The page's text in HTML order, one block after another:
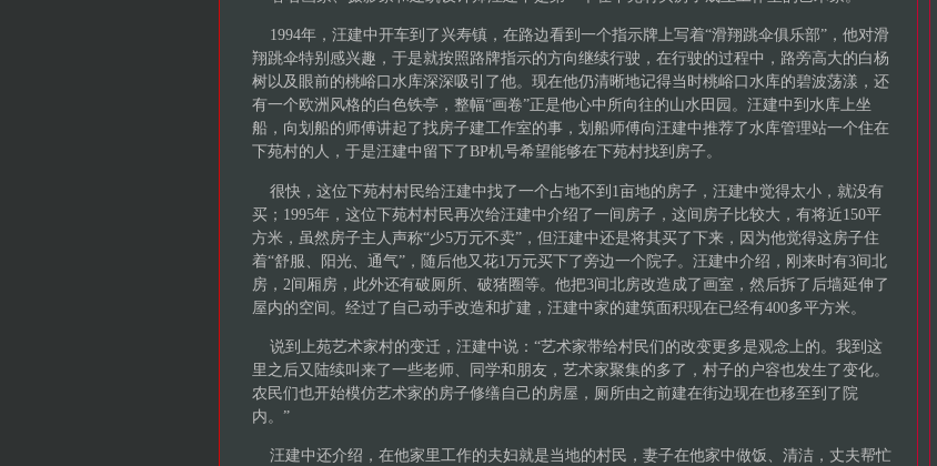
1994年，汪建中开车到了兴寿镇，在路边看到一个指示牌上写着“滑翔跳伞俱乐部”，他对滑
翔跳伞特别感兴趣，于是就按照路牌指示的方向继续行驶，在行驶的过程中，路旁高大的白杨
树以及眼前的桃峪口水库深深吸引了他。现在他仍清晰地记得当时桃峪口水库的碧波荡漾，还
有一个欧洲风格的白色铁亭，整幅“画卷”正是他心中所向往的山水田园。汪建中到水库上坐
船，向划船的师傅讲起了找房子建工作室的事，划船师傅向汪建中推荐了水库管理站一个住在
下苑村的人，于是汪建中留下了BP机号希望能够在下苑村找到房子。
很快，这位下苑村村民给汪建中找了一个占地不到1亩地的房子，汪建中觉得太小，就没有
买；1995年，这位下苑村村民再次给汪建中介绍了一间房子，这间房子比较大，有将近150平
方米，虽然房子主人声称“少5万元不卖”，但汪建中还是将其买了下来，因为他觉得这房子住
着“舒服、阳光、通气”，随后他又花1万元买下了旁边一个院子。汪建中介绍，刚来时有3间北
房，2间厢房，此外还有破厕所、破猪圈等。他把3间北房改造成了画室，然后拆了后墙延伸了
屋内的空间。经过了自己动手改造和扩建，汪建中家的建筑面积现在已经有400多平方米。
说到上苑艺术家村的变迁，汪建中说：“艺术家带给村民们的改变更多是观念上的。我到这
里之后又陆续叫来了一些老师、同学和朋友，艺术家聚集的多了，村子的户容也发生了变化。
农民们也开始模仿艺术家的房子修缮自己的房屋，厕所由之前建在街边现在也移至到了院
内。”
汪建中还介绍，在他家里工作的夫妇就是当地的村民，妻子在他家中做饭、清洁，丈夫帮忙